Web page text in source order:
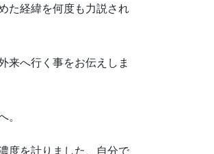
た経緯を何度も力説され
来へ行く事をお伝えしま
。
度を計りました、自分で